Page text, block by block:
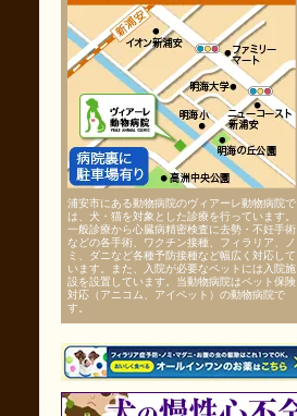
浦安市にある動物病院のヴィアーレ動物病院で
は、犬・猫を対象とした診療を行っています。
一般診療から心臓病精密検査に去勢・不妊手術
などの各手術、ワクチン接種、フィラリア、ノ
ミ、ダニなど各種予防接種など幅広く対応して
います。また、入院が必要なペットには入院施
設を設置しています。当動物病院はペット保険
対応（アニコム、アイペット）の動物病院で
す。